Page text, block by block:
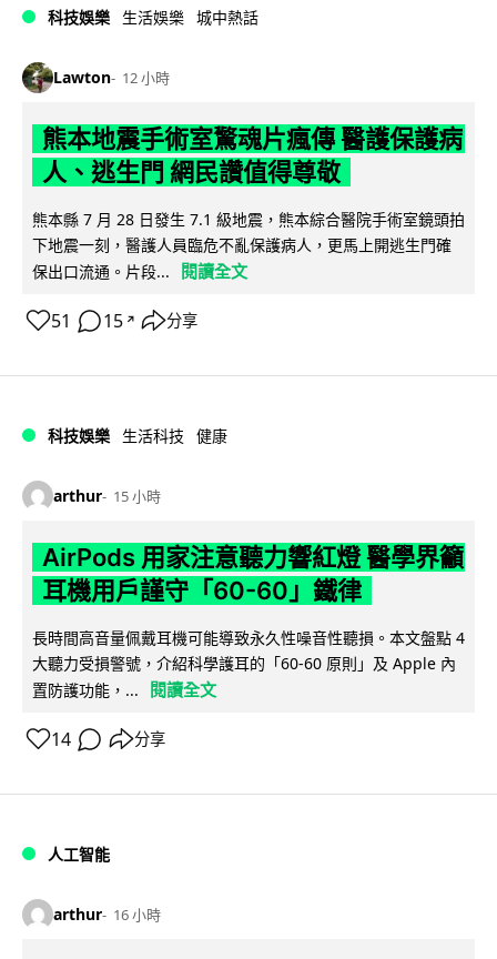
科技娛樂 生活娛樂 城中熱話
Lawton 12 小時
熊本地震手術室驚魂片瘋傳 醫護保護病
人、逃生門 網民讚值得尊敬
熊本縣 7 月 28 日發生 7.1 級地震，熊本綜合醫院手術室鏡頭拍
下地震一刻，醫護人員臨危不亂保護病人，更馬上開逃生門確
保出口流通。片段...
閱讀全文
51 15 ↗ 分享
科技娛樂 生活科技 健康
arthur 15 小時
AirPods 用家注意聽力響紅燈 醫學界籲
耳機用戶謹守「60-60」鐵律
長時間高音量佩戴耳機可能導致永久性噪音性聽損。本文盤點 4
大聽力受損警號，介紹科學護耳的「60-60 原則」及 Apple 內
置防護功能，...
閱讀全文
14 分享
人工智能
arthur 16 小時